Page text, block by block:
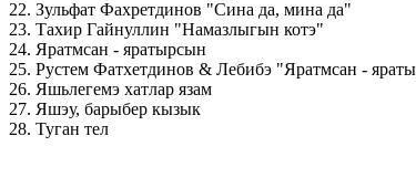
22. Зульфат Фахретдинов "Сина да, мина да"
23. Тахир Гайнуллин "Намазлыгын котэ"
24. Яратмсан - яратырсын
25. Рустем Фатхетдинов & Лебибэ "Яратмсан -
26. Яшьлегемэ хатлар язам
27. Яшэу, барыбер кызык
28. Туган тел